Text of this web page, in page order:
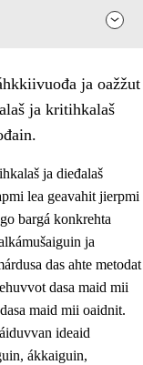
ja oažžut
ja kritihkalaš
ja dieđalaš
lea geavahit jierpmi
bargá konkrehta
ja
das ahte metodat
dasa maid mii
maid mii oaidnit.
ideaid
ákkaiguin,